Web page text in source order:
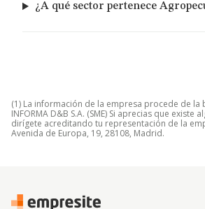
¿A qué sector pertenece
(1) La información de la empresa procede de la
INFORMA D&B S.A. (SME) Si aprecias que
dirígete acreditando tu representación de la
Avenida de Europa, 19, 28108, Madrid.